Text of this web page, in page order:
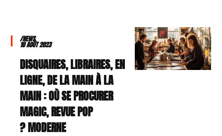
/NEWS
10 AOÛT 2023
DISQUAIRES, LIBRAIRES, EN
LIGNE, DE LA MAIN À LA
MAIN : OÙ SE PROCURER
MAGIC, REVUE POP
MODERNE ?